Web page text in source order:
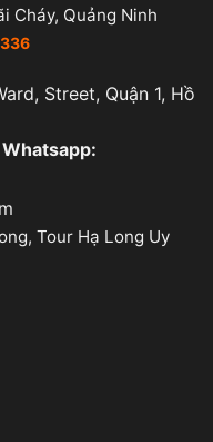
Cháy, Quảng Ninh
Street, Quận 1, Hồ
Tour Hạ Long Uy